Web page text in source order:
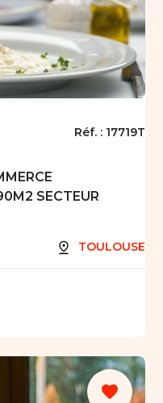
Réf. : 17719T
SECTEUR
TOULOUSE
favorite